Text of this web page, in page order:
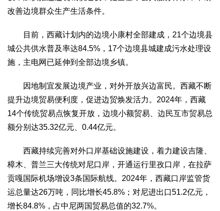
改善边境群众生产生活条件。
目前，西藏计划内的边境小康村全部建成，21个边境县
城公共供水普及率达84.5%，17个边境县城建成污水处理设
施，主电网已延伸到全部边境乡镇。
因地制宜发展边境产业，对外开放兴边富民。西藏不断
提升边境贸易便利度，促进边贸焕发活力。2024年，西藏
14个传统贸易点恢复开放，边境小额贸易、边民互市贸易总
额分别达35.32亿元、0.44亿元。
西藏持续完善对外口岸基础设施建设，着力建设吉隆、
樟木、普兰三大传统对尼口岸，开通运行里孜口岸，在拉萨
贡嘎国际机场增设3条国际航线。2024年，西藏口岸监管货
运总量达26万吨，同比增长45.8%；对尼进出口51.2亿元，
增长84.8%，占中尼两国贸易总值的32.7%。